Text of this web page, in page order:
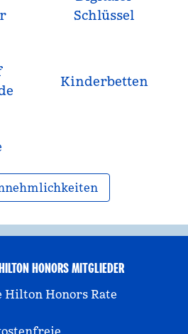
Schlüssel
Kinderbetten
HONORS MITGLIEDER
Honors Rate